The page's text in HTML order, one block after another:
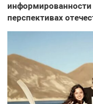
перспективах